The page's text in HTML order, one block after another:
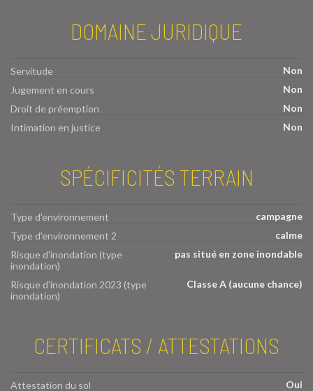
DOMAINE JURIDIQUE
Servitude
Non
Jugement en cours
Non
Droit de préemption
Non
Intimation en justice
Non
SPÉCIFICITÉS TERRAIN
Type d'environnement
campagne
Type d'environnement 2
calme
Risque d'inondation (type
inondation)
pas situé en zone inondable
Risque d'inondation 2023 (type
inondation)
Classe A (aucune chance)
CERTIFICATS / ATTESTATIONS
Attestation du sol
Oui